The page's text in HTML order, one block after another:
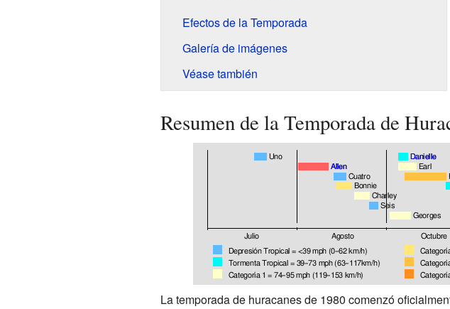
Efectos de la Temporada
Galería de imágenes
Véase también
Resumen de la Temporada de
La temporada de huracanes de 1980 comenzó